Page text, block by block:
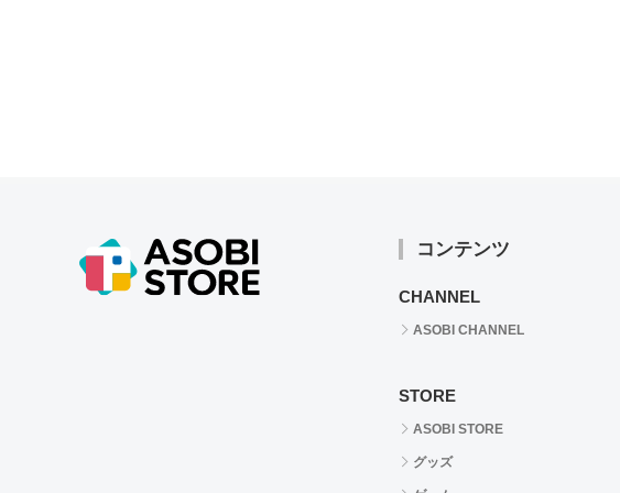
コンテンツ
CHANNEL
ASOBI CHANNEL
STORE
ASOBI STORE
グッズ